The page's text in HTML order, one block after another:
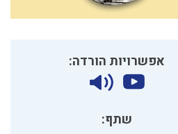
אפשרויות הורדה:
שתף: